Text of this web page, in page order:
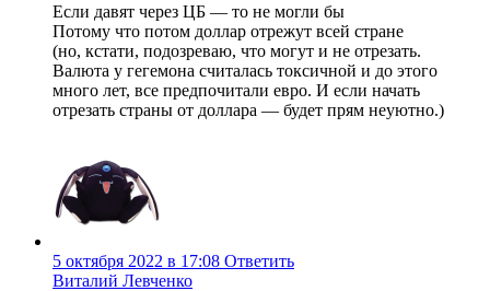
Если давят через ЦБ — то не могли бы
Потому что потом доллар отрежут всей стране
(но, кстати, подозреваю, что могут и не отрезать.
Валюта у гегемона считалась токсичной и до этого
много лет, все предпочитали евро. И если начать
отрезать страны от доллара — будет прям неуютно.)
5 октября 2022 в 17:08 Ответить
Виталий Левченко